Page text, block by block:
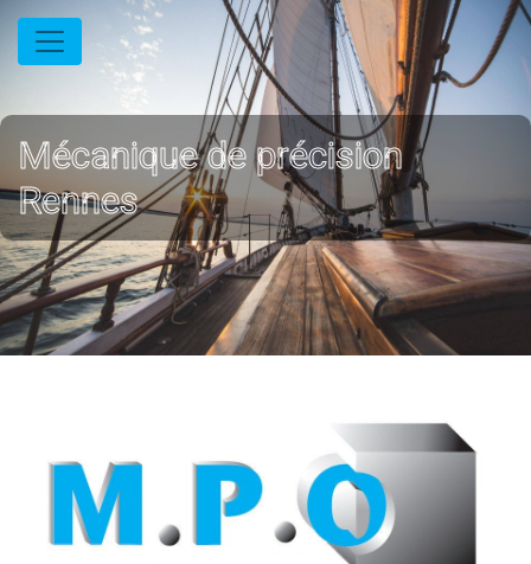
Panneau de gestion des cookies
Mécanique de précision
Rennes